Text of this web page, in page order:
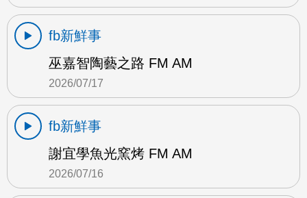
fb新鮮事
巫嘉智陶藝之路 FM AM
2026/07/17
fb新鮮事
謝宜學魚光窯烤 FM AM
2026/07/16